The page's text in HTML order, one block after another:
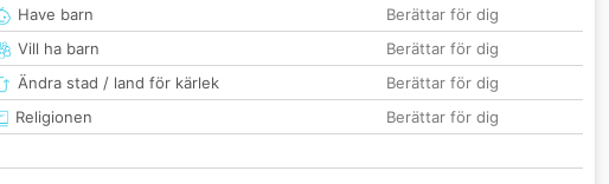
Have barn
Berättar för dig
Vill ha barn
Berättar för dig
Ändra stad / land för kärlek
Berättar för dig
Religionen
Berättar för dig